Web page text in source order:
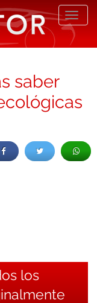
saber
los